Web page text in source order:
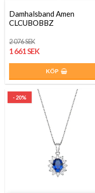
Damhalsband Amen
CLCUBOBBZ
2 076 SEK
1 661 SEK
KÖP
- 20%